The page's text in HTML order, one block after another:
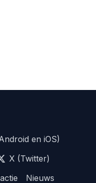
en iOS)
X (Twitter)
Nieuws